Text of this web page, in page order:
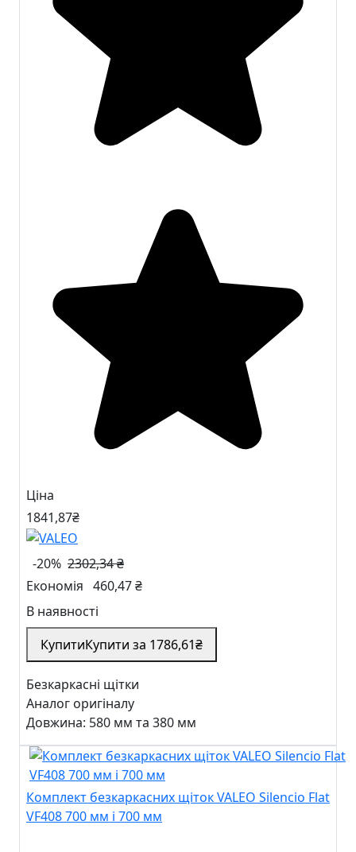
Ціна
1841,87₴
-20% 2302,34 ₴
Економія 460,47 ₴
В наявності
КупитиКупити за 1786,61₴
Безкаркасні щітки
Аналог оригіналу
Довжина: 580 мм та 380 мм
Комплект безкаркасних щіток VALEO Silencio Flat
VF408 700 мм і 700 мм